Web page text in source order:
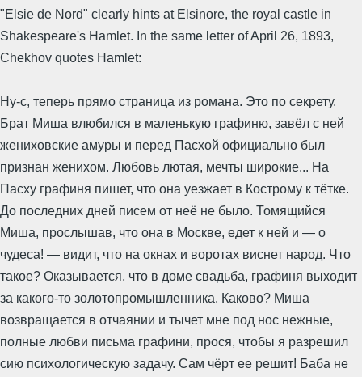
"Elsie de Nord" clearly hints at Elsinore, the royal castle in
Shakespeare's Hamlet. In the same letter of April 26, 1893,
Chekhov quotes Hamlet:
Ну-с, теперь прямо страница из романа. Это по секрету.
Брат Миша влюбился в маленькую графиню, завёл с ней
жениховские амуры и перед Пасхой официально был
признан женихом. Любовь лютая, мечты широкие... На
Пасху графиня пишет, что она уезжает в Кострому к тётке.
До последних дней писем от неё не было. Томящийся
Миша, прослышав, что она в Москве, едет к ней и — о
чудеса! — видит, что на окнах и воротах виснет народ. Что
такое? Оказывается, что в доме свадьба, графиня выходит
за какого-то золотопромышленника. Каково? Миша
возвращается в отчаянии и тычет мне под нос нежные,
полные любви письма графини, прося, чтобы я разрешил
сию психологическую задачу. Сам чёрт ее решит! Баба не